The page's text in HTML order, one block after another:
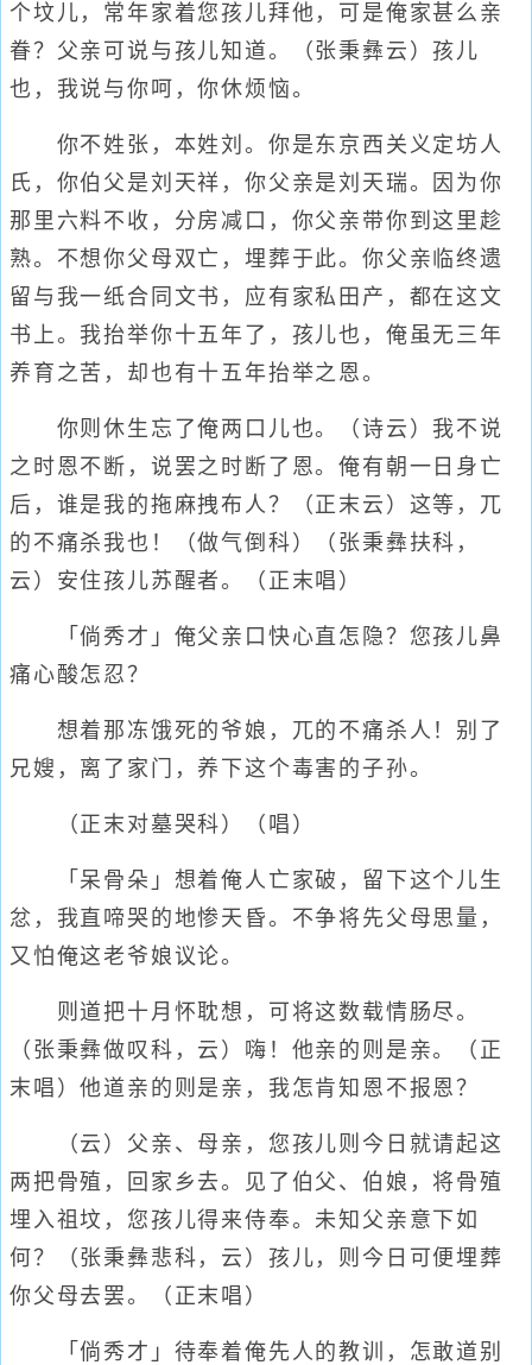
个坟儿，常年家着您孩儿拜他，可是俺家甚么亲
眷？父亲可说与孩儿知道。（张秉彝云）孩儿
也，我说与你呵，你休烦恼。
你不姓张，本姓刘。你是东京西关义定坊人
氏，你伯父是刘天祥，你父亲是刘天瑞。因为你
那里六料不收，分房减口，你父亲带你到这里趁
熟。不想你父母双亡，埋葬于此。你父亲临终遗
留与我一纸合同文书，应有家私田产，都在这文
书上。我抬举你十五年了，孩儿也，俺虽无三年
养育之苦，却也有十五年抬举之恩。
你则休生忘了俺两口儿也。（诗云）我不说
之时恩不断，说罢之时断了恩。俺有朝一日身亡
后，谁是我的拖麻拽布人？（正末云）这等，兀
的不痛杀我也！（做气倒科）（张秉彝扶科，
云）安住孩儿苏醒者。（正末唱）
「倘秀才」俺父亲口快心直怎隐？您孩儿鼻
痛心酸怎忍？
想着那冻饿死的爷娘，兀的不痛杀人！别了
兄嫂，离了家门，养下这个毒害的子孙。
（正末对墓哭科）（唱）
「呆骨朵」想着俺人亡家破，留下这个儿生
忿，我直啼哭的地惨天昏。不争将先父母思量，
又怕俺这老爷娘议论。
则道把十月怀耽想，可将这数载情肠尽。
（张秉彝做叹科，云）嗨！他亲的则是亲。（正
末唱）他道亲的则是亲，我怎肯知恩不报恩？
（云）父亲、母亲，您孩儿则今日就请起这
两把骨殖，回家乡去。见了伯父、伯娘，将骨殖
埋入祖坟，您孩儿得来侍奉。未知父亲意下如
何？（张秉彝悲科，云）孩儿，则今日可便埋葬
你父母去罢。（正末唱）
「倘秀才」待奉着俺先人的教训，怎敢道别